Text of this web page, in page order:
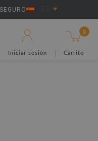
Iniciar sesión
0
Carrito